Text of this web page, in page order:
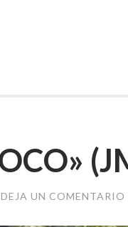
DEJA UN COMENTARIO